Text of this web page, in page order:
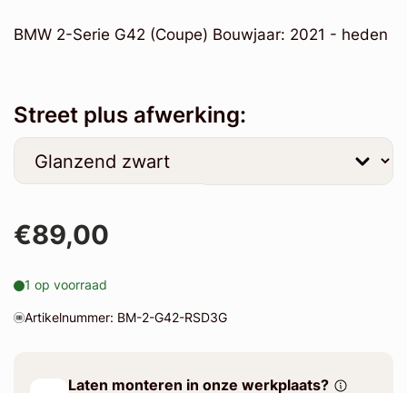
BMW 2-Serie G42 (Coupe) Bouwjaar: 2021 - heden
Street plus afwerking:
€89,00
1 op voorraad
Artikelnummer: BM-2-G42-RSD3G
Laten monteren in onze werkplaats?